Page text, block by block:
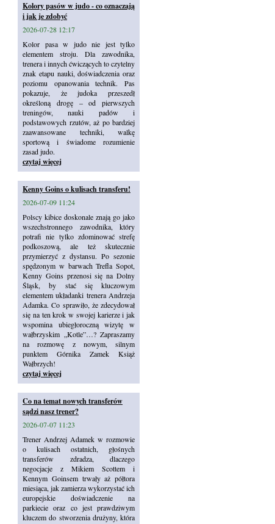
Kolory pasów w judo - co oznaczają
i jak je zdobyć
2026-07-28 12:17
Kolor pasa w judo nie jest tylko
elementem stroju. Dla zawodnika,
trenera i innych ćwiczących to czytelny
znak etapu nauki, doświadczenia oraz
poziomu opanowania technik. Pas
pokazuje, że judoka przeszedł
określoną drogę – od pierwszych
treningów, nauki padów i
podstawowych rzutów, aż po bardziej
zaawansowane techniki, walkę
sportową i świadome rozumienie
zasad judo.
czytaj więcej
Kenny Goins o kulisach transferu!
2026-07-09 11:24
Polscy kibice doskonale znają go jako
wszechstronnego zawodnika, który
potrafi nie tylko zdominować strefę
podkoszową, ale też skutecznie
przymierzyć z dystansu. Po sezonie
spędzonym w barwach Trefla Sopot,
Kenny Goins przenosi się na Dolny
Śląsk, by stać się kluczowym
elementem układanki trenera Andrzeja
Adamka. Co sprawiło, że zdecydował
się na ten krok w swojej karierze i jak
wspomina ubiegłoroczną wizytę w
wałbrzyskim „Kotle”…? Zapraszamy
na rozmowę z nowym, silnym
punktem Górnika Zamek Książ
Wałbrzych!
czytaj więcej
Co na temat nowych transferów
sądzi nasz trener?
2026-07-07 11:23
Trener Andrzej Adamek w rozmowie
o kulisach ostatnich, głośnych
transferów zdradza, dlaczego
negocjacje z Mikiem Scottem i
Kennym Goinsem trwały aż półtora
miesiąca, jak zamierza wykorzystać ich
europejskie doświadczenie na
parkiecie oraz co jest prawdziwym
kluczem do stworzenia drużyny, która